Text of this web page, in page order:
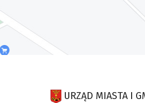
URZĄD MIASTA I